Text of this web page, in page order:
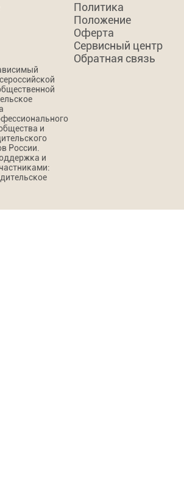
Политика
Положение
Оферта
Сервисный центр
Обратная связь
и
России.
и